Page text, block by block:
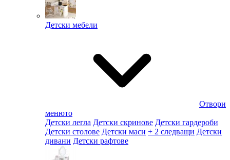
Детски мебели
Отвори
менюто
Детски легла Детски скринове Детски гардероби
Детски столове Детски маси + 2 следващи Детски
дивани Детски рафтове